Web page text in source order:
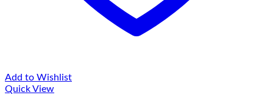
Add to Wishlist
Quick View